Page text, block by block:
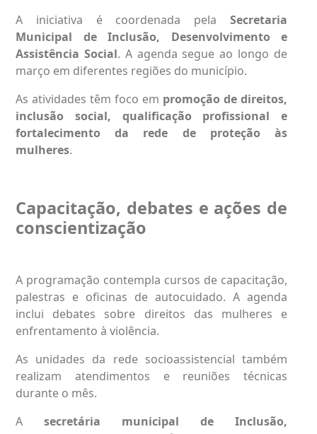
A iniciativa é coordenada pela Secretaria
Municipal de Inclusão, Desenvolvimento e
Assistência Social. A agenda segue ao longo de
março em diferentes regiões do município.
As atividades têm foco em promoção de direitos,
inclusão social, qualificação profissional e
fortalecimento da rede de proteção às
mulheres.
Capacitação, debates e ações de
conscientização
A programação contempla cursos de capacitação,
palestras e oficinas de autocuidado. A agenda
inclui debates sobre direitos das mulheres e
enfrentamento à violência.
As unidades da rede socioassistencial também
realizam atendimentos e reuniões técnicas
durante o mês.
A secretária municipal de Inclusão,